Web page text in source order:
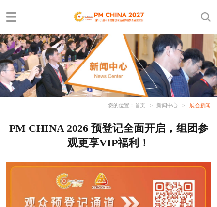
您的位置： 首页 > 新闻中心 > 展会新闻
PM CHINA 2026 预登记全面开启，组团参
观更享VIP福利！